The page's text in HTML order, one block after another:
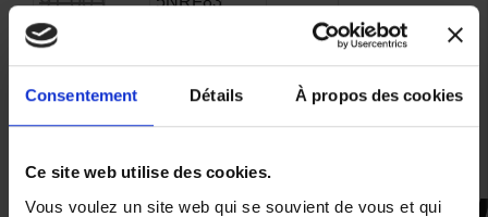
Consentement Détails À propos des cookies
Ce site web utilise des cookies.
Vous voulez un site web qui se souvient de vous et qui
-30%
63,70 €
116,00 €
96,00 €